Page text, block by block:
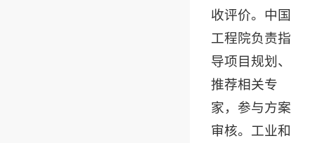
收评价。中国
工程院负责指
导项目规划、
推荐相关专
家，参与方案
审核。工业和